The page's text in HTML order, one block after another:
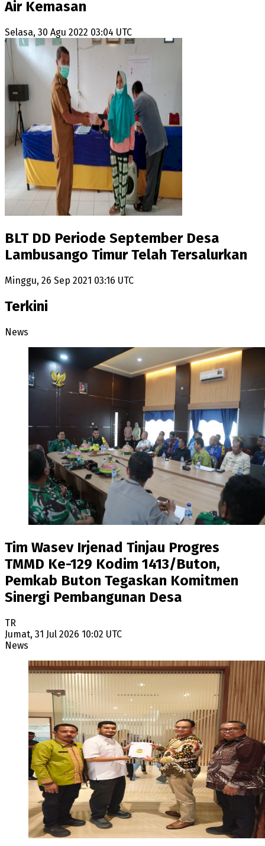
Air Kemasan
Selasa, 30 Agu 2022 03:04 UTC
BLT DD Periode September Desa
Lambusango Timur Telah Tersalurkan
Minggu, 26 Sep 2021 03:16 UTC
Terkini
News
Tim Wasev Irjenad Tinjau Progres
TMMD Ke-129 Kodim 1413/Buton,
Pemkab Buton Tegaskan Komitmen
Sinergi Pembangunan Desa
TR
Jumat, 31 Jul 2026 10:02 UTC
News